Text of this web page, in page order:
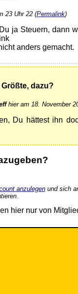
23 Uhr 22 (Permalink)
ja Steuern, dann
anders gemacht.
dazu?
hier am 18. November
Du hättest ihn
anzulegenund sich
hier nur von